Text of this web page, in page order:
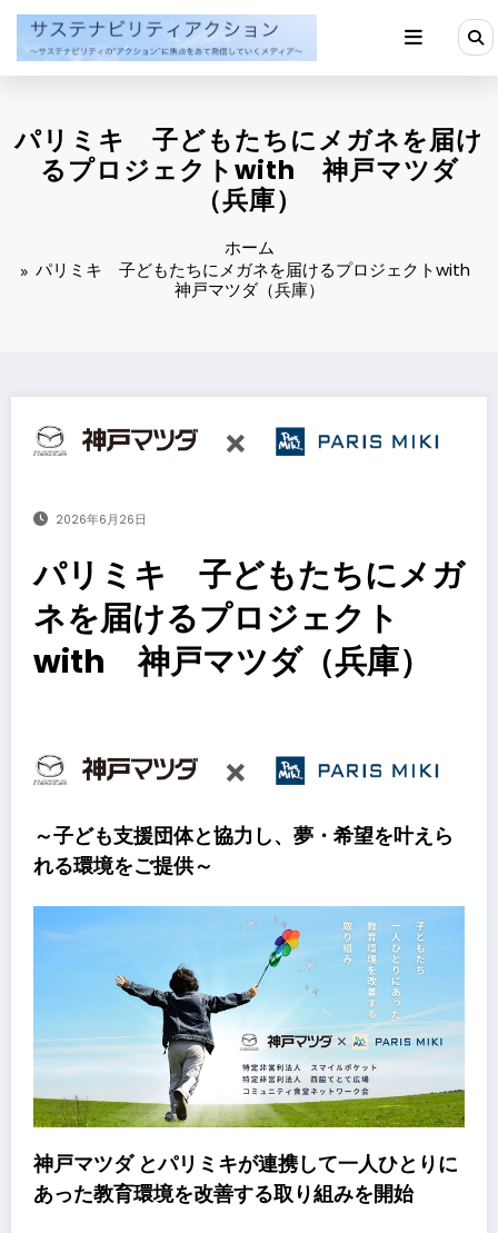
ン
パリミキ 子どもたちにメガネを届け
るプロジェクトwith 神戸マツダ
（兵庫）
ホーム
パリミキ 子どもたちにメガネを届けるプロジェクトwith
神戸マツダ（兵庫）
2026年6月26日
パリミキ 子どもたちにメガ
ネを届けるプロジェクト
with 神戸マツダ（兵庫）
～子ども支援団体と協力し、夢・希望を叶えら
れる環境をご提供～
神戸マツダ とパリミキが連携して一人ひとりに
あった教育環境を改善する取り組みを開始